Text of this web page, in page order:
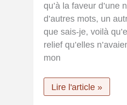
qu’à la faveur d’une
d’autres mots, un
que sais-je, voilà
relief qu’elles
mon
Intelligence
collective
Lire l'article »